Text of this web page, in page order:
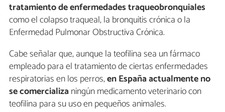
tratamiento de enfermedades traqueobronquiales
como el colapso traqueal, la bronquitis crónica o la
Enfermedad Pulmonar Obstructiva Crónica.
Cabe señalar que, aunque la teofilina sea un fármaco
empleado para el tratamiento de ciertas enfermedades
respiratorias en los perros,en España actualmente no
se comercializaningún medicamento veterinario con
teofilina para su uso en pequeños animales.